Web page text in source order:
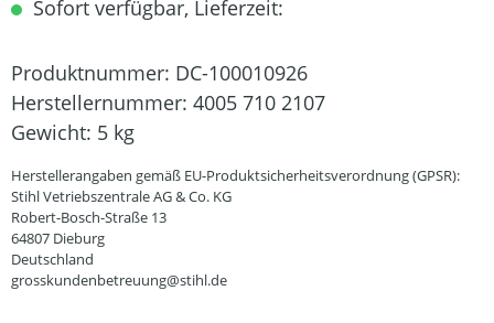
Sofort verfügbar, Lieferzeit:
Produktnummer: DC-100010926
Herstellernummer: 4005 710 2107
Gewicht: 5 kg
Herstellerangaben gemäß EU-Produktsicherheitsverordnung (GPSR):
Stihl Vetriebszentrale AG & Co. KG
Robert-Bosch-Straße 13
64807 Dieburg
Deutschland
grosskundenbetreuung@stihl.de